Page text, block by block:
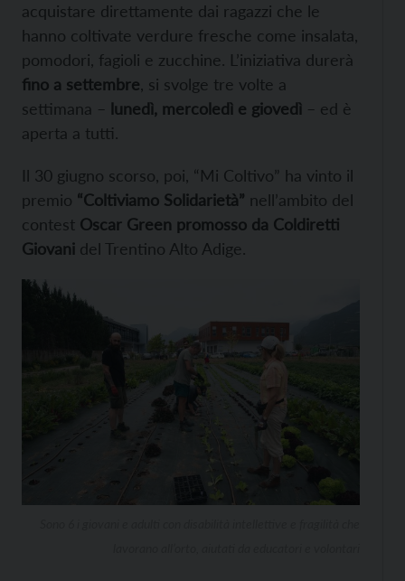
acquistare direttamente dai ragazzi che le
hanno coltivate verdure fresche come insalata,
pomodori, fagioli e zucchine. L’iniziativa durerà
fino a settembre , si svolge tre volte a
settimana – lunedì, mercoledì e giovedì – ed è
aperta a tutti.
Il 30 giugno scorso, poi, “Mi Coltivo” ha vinto il
premio “Coltiviamo Solidarietà” nell’ambito del
contest Oscar Green promosso da Coldiretti
Giovani del Trentino Alto Adige.